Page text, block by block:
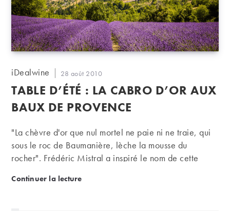
Auteur/autrice
publication :
iDealwine
Publication
publiée :
28 août 2010
TABLE D’ÉTÉ : LA CABRO D’OR AUX
BAUX DE PROVENCE
"La chèvre d'or que nul mortel ne paie ni ne traie, qui
sous le roc de Baumanière, lèche la mousse du
rocher". Frédéric Mistral a inspiré le nom de cette
plein coeur des Alpilles.
Continuer la lectureTable d’été : La Cabro d’Or aux Baux de Provence